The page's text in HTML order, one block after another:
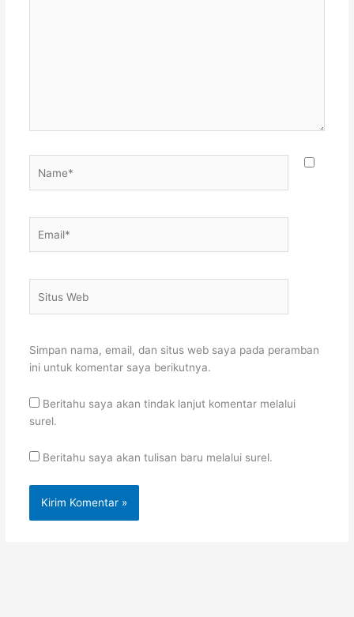
Web
Simpan nama, email, dan situs web saya pada peramban
ini untuk komentar saya berikutnya.
Beritahu saya akan tindak lanjut komentar melalui
surel.
Beritahu saya akan tulisan baru melalui surel.